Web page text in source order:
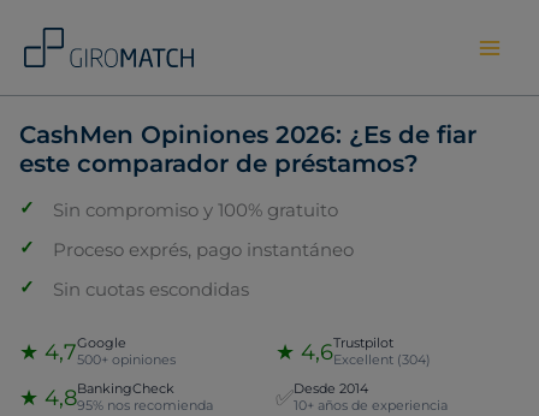
content
CashMen Opiniones 2026: ¿Es de fiar
este comparador de préstamos?
Sin compromiso y 100% gratuito
Proceso exprés, pago instantáneo
Sin cuotas escondidas
★ 4,7Google
500+ opiniones ★ 4,6Trustpilot
Excellent (304)
★ 4,8BankingCheck
95% nos recomienda ✅Desde 2014
10+ años de experiencia